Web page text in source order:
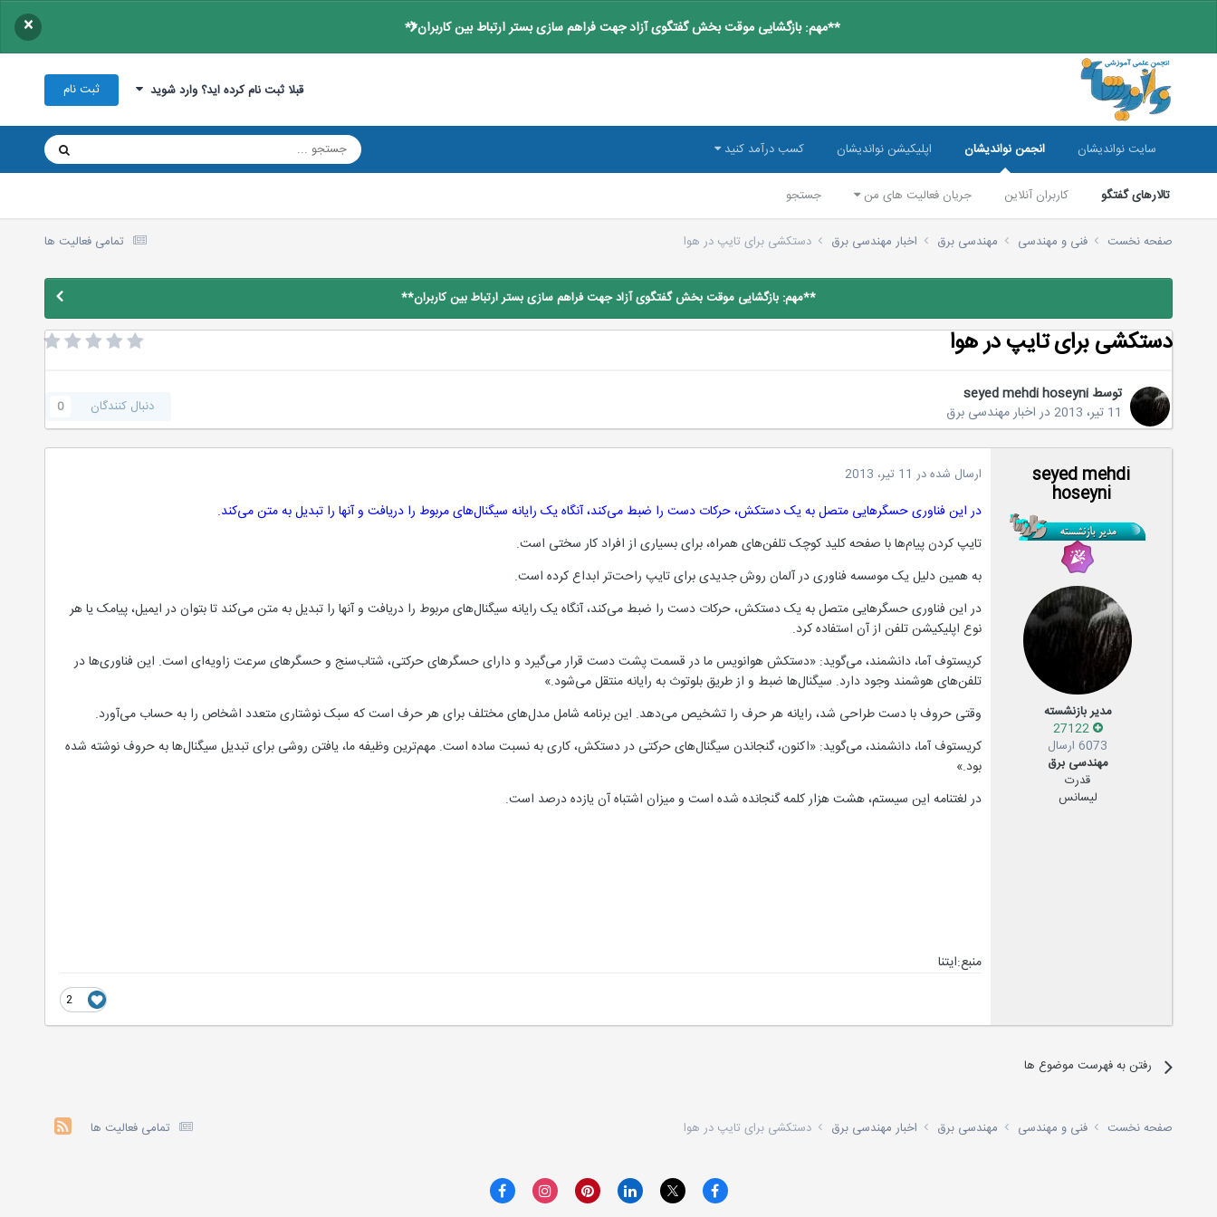
**مهم: بازگشایی موقت بخش گفتگوی آزاد جهت فراهم سازی بستر ارتباط بین کاربران** ×
قبلا ثبت نام کرده اید؟ وارد شوید ثبت نام
سایت نواندیشان انجمن نواندیشان
تالارهای گفتگو کاربران آنلاین جریان فعالیت های من جستجو
اپلیکیشن نواندیشان کسب درآمد کنید
تمامی فعالیت ها صفحه نخست فنی و مهندسی مهندسی برق اخبار مهندسی برق دستکشی برای تایپ در هوا
**مهم: بازگشایی موقت بخش گفتگوی آزاد جهت فراهم سازی بستر ارتباط بین کاربران**
دستکشی برای تایپ در هوا
توسط seyed mehdi hoseyni
11 تیر، 2013
دراخبار مهندسی برق دنبال کنندگان 0
seyed mehdi
hoseyni
مدیر بازنشسته
27122
6073 ارسال
مهندسی برق
قدرت
لیسانس
ارسال شده در 11 تیر، 2013
در این فناوری حسگرهایی متصل به یک دستکش، حرکات دست را ضبط می‌کند، آنگاه یک رایانه سیگنال‌های مربوط را دریافت و آنها را تبدیل به متن می‌کند.
تایپ کردن پیام‌ها با صفحه کلید کوچک تلفن‌های همراه، برای بسیاری از افراد کار سختی است.
به همین دلیل یک موسسه فناوری در آلمان روش جدیدی برای تایپ راحت‌تر ابداع کرده است.
در این فناوری حسگرهایی متصل به یک دستکش، حرکات دست را ضبط می‌کند، آنگاه یک رایانه سیگنال‌های مربوط را دریافت و آنها را تبدیل به متن می‌کند تا بتوان در ایمیل، پیامک یا هر
نوع اپلیکیشن تلفن از آن استفاده کرد.
کریستوف آما، دانشمند، می‌گوید: «دستکش هوانویس ما در قسمت پشت دست قرار می‌گیرد و دارای حسگرهای حرکتی، شتاب‌سنج و حسگرهای سرعت زاویه‌ای است. این فناوری‌ها در
تلفن‌های هوشمند وجود دارد. سیگنال‌ها ضبط و از طریق بلوتوث به رایانه منتقل می‌شود.»
وقتی حروف با دست طراحی شد، رایانه هر حرف را تشخیص می‌دهد. این برنامه شامل مدل‌های مختلف برای هر حرف است که سبک نوشتاری متعدد اشخاص را به حساب می‌آورد.
کریستوف آما، دانشمند، می‌گوید: «اکنون، گنجاندن سیگنال‌های حرکتی در دستکش، کاری به نسبت ساده است. مهم‌ترین وظیفه ما، یافتن روشی برای تبدیل سیگنال‌ها به حروف نوشته شده
بود.»
در لغتنامه این سیستم، هشت هزار کلمه گنجانده شده است و میزان اشتباه آن یازده درصد است.
منبع:ايتنا
2
رفتن به فهرست موضوع ها
تمامی فعالیت ها صفحه نخست فنی و مهندسی مهندسی برق اخبار مهندسی برق دستکشی برای تایپ در هوا